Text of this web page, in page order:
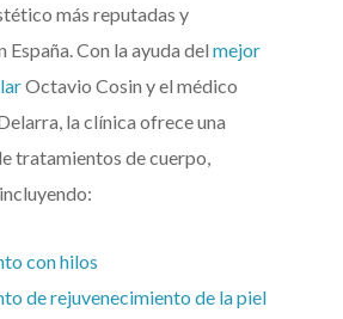
más reputadas y
España. Con la ayuda del mejor
Octavio Cosin y el médico
la clínica ofrece una
tratamientos de cuerpo,
con hilos
de rejuvenecimiento de la piel